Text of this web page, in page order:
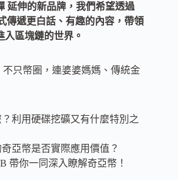
延伸的新品牌，我們希望透過
傳遞更白話、有趣的內容，帶領
入區塊鏈的世界。
不只幣圈，連婆婆媽媽、傳統金
利用硬碟挖礦又有什麼特別之
亞幣是否實際應用價值？
帶你一同深入瞭解奇亞幣！